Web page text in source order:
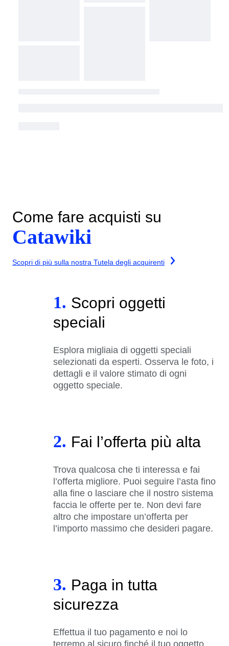
Come fare acquisti su
Catawiki
Scopri di più sulla nostra Tutela degli acquirenti
1. Scopri oggetti
speciali
Esplora migliaia di oggetti speciali
selezionati da esperti. Osserva le foto, i
dettagli e il valore stimato di ogni
oggetto speciale.
2. Fai l’offerta più alta
Trova qualcosa che ti interessa e fai
l’offerta migliore. Puoi seguire l’asta fino
alla fine o lasciare che il nostro sistema
faccia le offerte per te. Non devi fare
altro che impostare un’offerta per
l’importo massimo che desideri pagare.
3. Paga in tutta
sicurezza
Effettua il tuo pagamento e noi lo
terremo al sicuro finché il tuo oggetto